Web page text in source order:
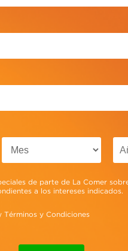
de parte de La Comer
a los intereses indicados.
Términos y Condiciones